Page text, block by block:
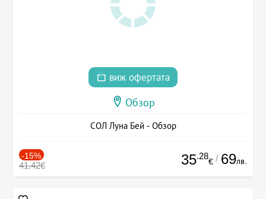
виж офертата
Обзор
СОЛ Луна Бей - Обзор
-15%
41.42€ 35.28
€ / 69лв.